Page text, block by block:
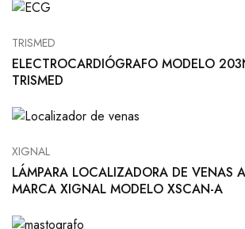
TRISMED
ELECTROCARDIÓGRAFO MODELO
TRISMED
XIGNAL
LÁMPARA LOCALIZADORA DE VENAS
MARCA XIGNAL MODELO XSCAN-A